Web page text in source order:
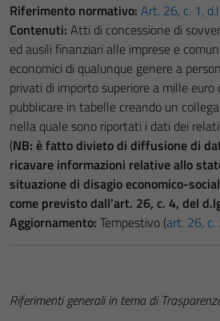
Riferimento normativo: Art. 26, c. 1,
Contenuti: Atti di concessione di
ed ausili finanziari alle imprese e
economici di qualunque genere a
privati di importo superiore a mille euro
pubblicare in tabelle creando un
nella quale sono riportati i dati dei
(NB: è fatto divieto di diffusione di
ricavare informazioni relative allo
situazione di disagio economico-
come previsto dall’art. 26, c. 4, del
Aggiornamento: Tempestivo (art. 26,
Riferimenti generali in tema di